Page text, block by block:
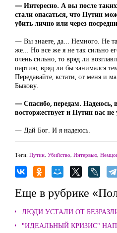
— Интересно. А вы после
стали опасаться, что Путин
убить лично или через
— Вы знаете, да... Немного. Не
же... Но все же я не так сильно
очень сильно, то вряд ли
партию, вряд ли бы занимался
Передавайте, кстати, от меня и
Быкову.
— Спасибо, передам. Надеюсь,
восторжествует и Путин вас не
— Дай Бог. И я надеюсь.
Теги: Путин, Убийство, Интервью,
Еще в рубрике
ЛЮДИ УСТАЛИ ОТ
"ИДЕАЛЬНЫЙ КРИЗИС"